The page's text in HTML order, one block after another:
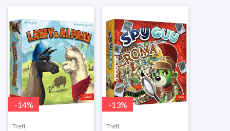
-14%
Trefl
-13%
Trefl